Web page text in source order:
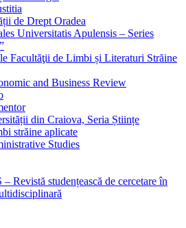
de Drept Oradea
Universitatis Apulensis – Series
Facultăţii de Limbi și Literaturi Străine
and Business Review
din Craiova, Seria Științe
străine aplicate
Studies
Revistă studențească de cercetare în